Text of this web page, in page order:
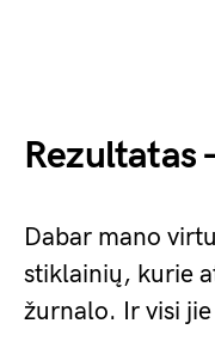
Rezultatas
Dabar mano
stiklainių, kurie
žurnalo. Ir visi